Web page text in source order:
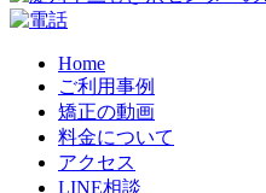
Home
ご利用事例
矯正の動画
料金について
アクセス
LINE相談